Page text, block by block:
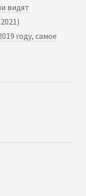
видят
году, самое